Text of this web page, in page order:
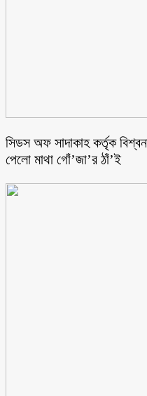
সিডস অফ সাদাকাহ কর্তৃক
পেলো মাথা গোঁ’জা’র ঠাঁ’ই